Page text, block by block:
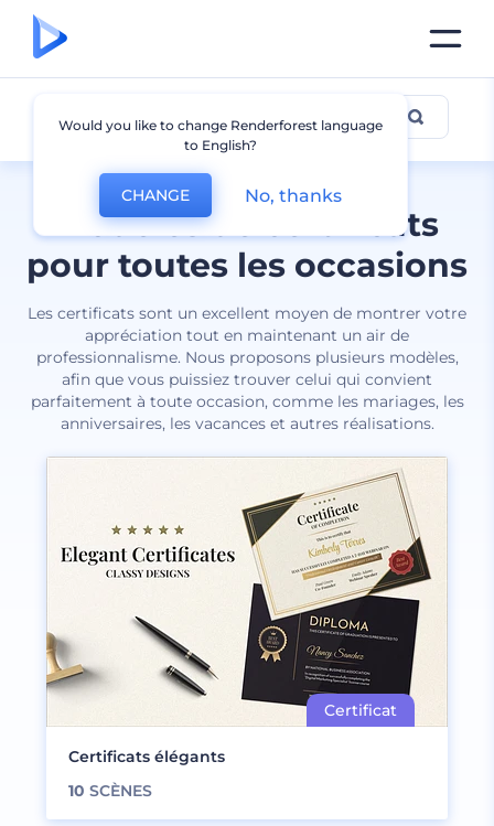
Modèles de certificats
pour toutes les occasions
Les certificats sont un excellent moyen de montrer votre
appréciation tout en maintenant un air de
professionnalisme. Nous proposons plusieurs modèles,
afin que vous puissiez trouver celui qui convient
parfaitement à toute occasion, comme les mariages, les
anniversaires, les vacances et autres réalisations.
Certificat
Certificats élégants
10 SCÈNES
Would you like to change Renderforest language
to English?
CHANGE No, thanks